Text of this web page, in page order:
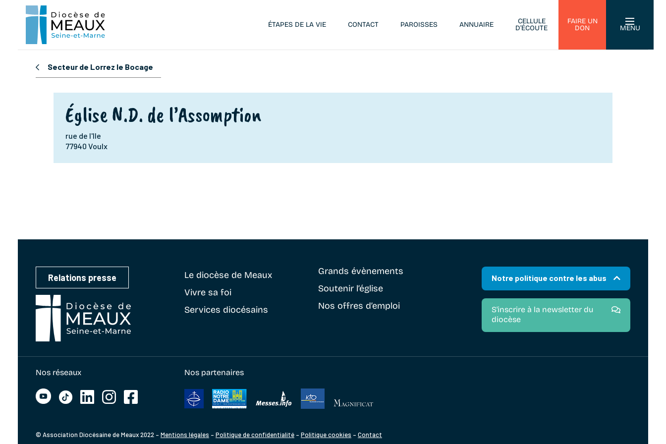
ÉTAPES DE LA VIE CONTACT PAROISSES ANNUAIRE
CELLULE
D’ÉCOUTE
FAIRE UN
DON
MENU
Secteur de Lorrez le Bocage
Église N.D. de l’Assomption
rue de l'Ile
77940 Voulx
Relations presse Le diocèse de Meaux
Vivre sa foi
Services diocésains
Grands évènements
Soutenir l’église
Nos offres d’emploi
Notre politique contre les abus
S'inscrire à la newsletter du
diocèse
Nos réseaux Nos partenaires
© Association Diocésaine de Meaux 2022 – Mentions légales – Politique de confidentialité – Politique cookies – Contact